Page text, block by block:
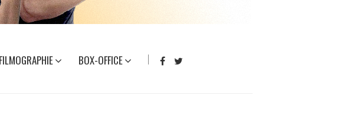
FILMOGRAPHIE BOX-OFFICE